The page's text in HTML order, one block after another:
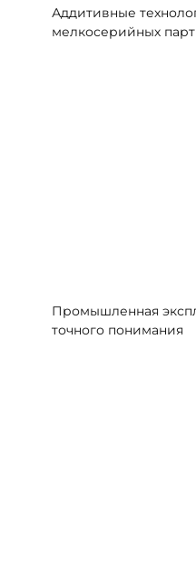
Аддитивные
мелкосерийных
Промышленная
точного понимания